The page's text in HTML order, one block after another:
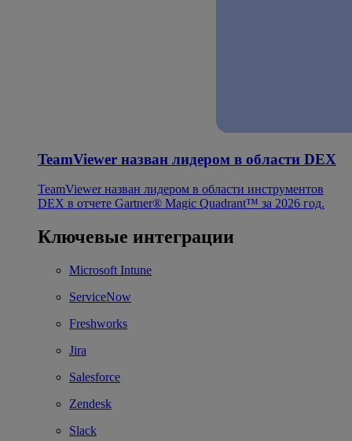
TeamViewer назван лидером в области DEX
TeamViewer назван лидером в области инструментов
DEX в отчете Gartner® Magic Quadrant™ за 2026 год.
Ключевые интеграции
Microsoft Intune
ServiceNow
Freshworks
Jira
Salesforce
Zendesk
Slack